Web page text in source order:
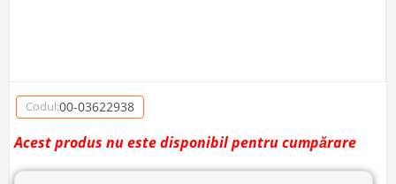
Codul:00-03622938
Acest produs nu este disponibil pentru cumpărare